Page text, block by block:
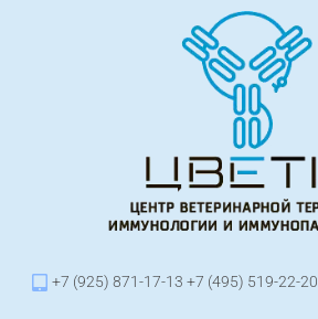
+7 (925) 871-17-13 +7 (495) 519-22-20